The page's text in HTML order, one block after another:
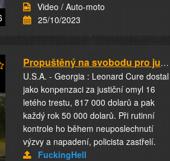
Video / Auto-moto
25/10/2023
Propuštěný na svobodu pro justiční omyl
U.S.A. - Georgia : Leonard Cure dostal
jako konpenzaci za justiční omyl 16
letého trestu, 817 000 dolarů a pak
každý rok 50 000 dolarů. Při rutinní
kontrole ho během neuposlechnutí
výzvy a napadení, policista zastřelí.
FuckingHell